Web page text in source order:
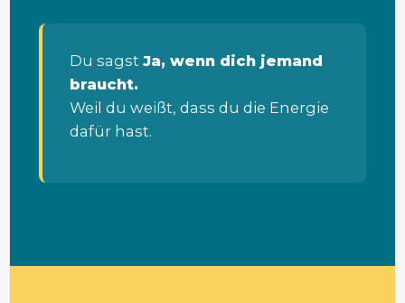
Du sagst Ja, wenn dich jemand
braucht.
Weil du weißt, dass du die Energie
dafür hast.